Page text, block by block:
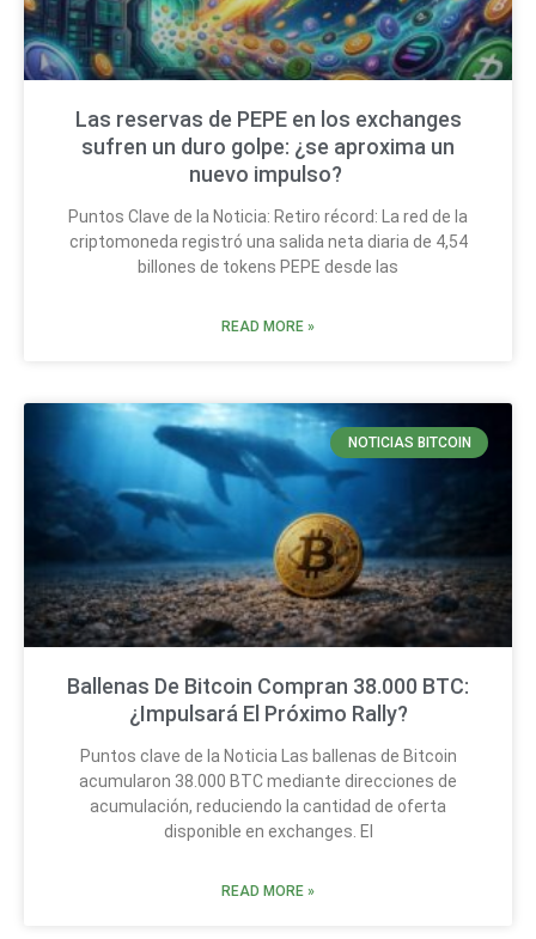
Las reservas de PEPE en los exchanges
sufren un duro golpe: ¿se aproxima un
nuevo impulso?
Puntos Clave de la Noticia: Retiro récord: La red de la
criptomoneda registró una salida neta diaria de 4,54
billones de tokens PEPE desde las
READ MORE »
NOTICIAS BITCOIN
Ballenas De Bitcoin Compran 38.000 BTC:
¿Impulsará El Próximo Rally?
Puntos clave de la Noticia Las ballenas de Bitcoin
acumularon 38.000 BTC mediante direcciones de
acumulación, reduciendo la cantidad de oferta
disponible en exchanges. El
READ MORE »